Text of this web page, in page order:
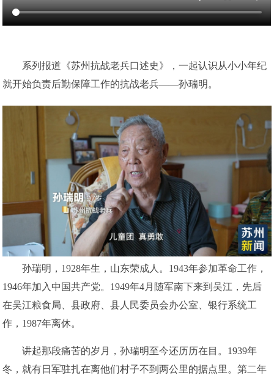
系列报道《苏州抗战老兵口述史》，一起认识从小小年纪
就开始负责后勤保障工作的抗战老兵——孙瑞明。
孙瑞明，1928年生，山东荣成人。1943年参加革命工作，
1946年加入中国共产党。1949年4月随军南下来到吴江，先后
在吴江粮食局、县政府、县人民委员会办公室、银行系统工
作，1987年离休。
讲起那段痛苦的岁月，孙瑞明至今还历历在目。1939年
冬，就有日军驻扎在离他们村子不到两公里的据点里。第二年